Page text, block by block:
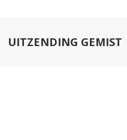
UITZENDING GEMIST